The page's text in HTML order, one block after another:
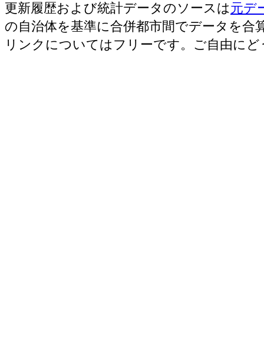
更新履歴および統計データのソースは元デ
の自治体を基準に合併都市間でデータを合
リンクについてはフリーです。ご自由にど